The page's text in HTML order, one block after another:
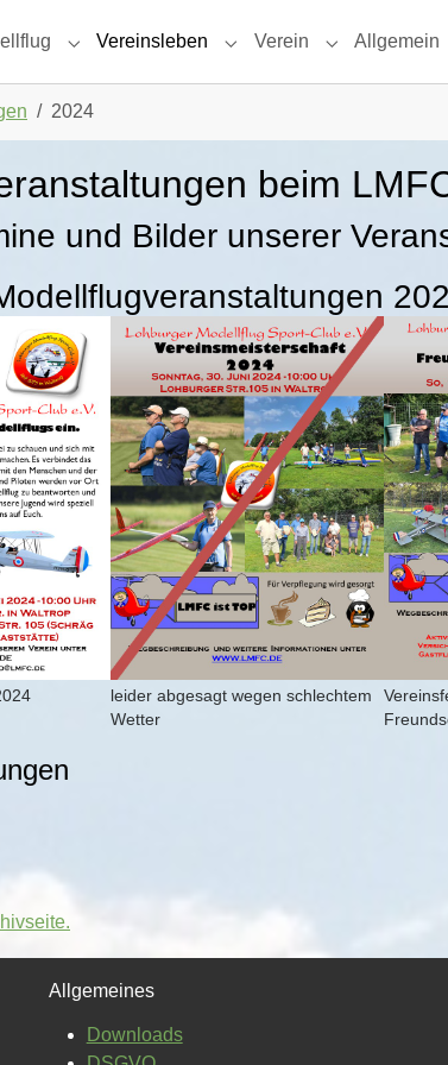
Submenu for "Modellflug"
Vereinsleben
Submenu for
Verein
Submenu for
Allgemein
2024
beim
und Bilder unserer
Show larger version
leider abgesagt wegen schlechtem
Wetter
Allgemeines
Downloads